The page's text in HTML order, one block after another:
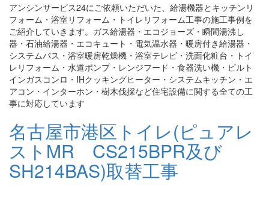
アンシンサービス24にご依頼いただいた、給湯機器とキッチンリ
フォーム・浴室リフォーム・トイレリフォーム工事の施工事例を
ご紹介していきます。ガス給湯器・エコジョーズ・瞬間湯沸し
器・石油給湯器・エコキュート・電気温水器・暖房付き給湯器・
システムバス・浴室暖房乾燥機・浴室テレビ・洗面化粧台・トイ
レリフォーム・水道ポンプ・レンジフード・食器洗い機・ビルト
インガスコンロ・IHクッキングヒーター・システムキッチン・エ
アコン・インターホン・樹木伐採など住宅設備に関する全ての工
事に対応しています
名古屋市港区トイレ(ピュアレ
ストMR CS215BPR及び
SH214BAS)取替工事